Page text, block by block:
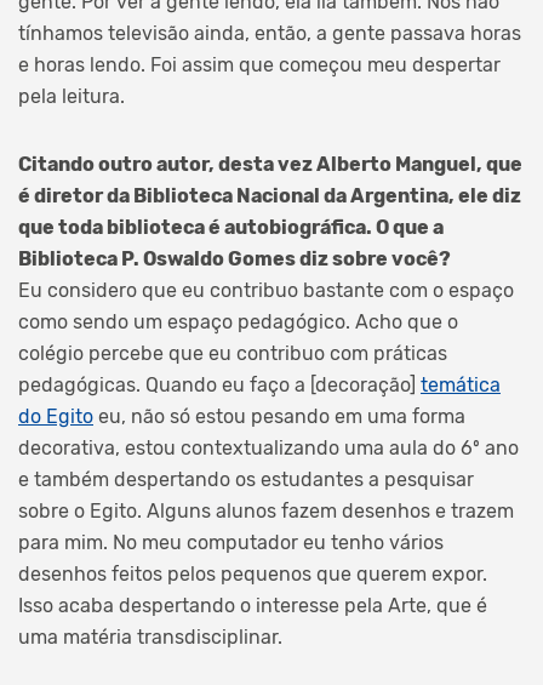
tínhamos televisão ainda, então, a gente passava horas
e horas lendo. Foi assim que começou meu despertar
pela leitura.
Citando outro autor, desta vez Alberto Manguel, que
é diretor da Biblioteca Nacional da Argentina, ele diz
que toda biblioteca é autobiográfica. O que a
Biblioteca P. Oswaldo Gomes diz sobre você?
Eu considero que eu contribuo bastante com o espaço
como sendo um espaço pedagógico. Acho que o
colégio percebe que eu contribuo com práticas
pedagógicas. Quando eu faço a [decoração] temática
do Egito eu, não só estou pesando em uma forma
decorativa, estou contextualizando uma aula do 6º ano
e também despertando os estudantes a pesquisar
sobre o Egito. Alguns alunos fazem desenhos e trazem
para mim. No meu computador eu tenho vários
desenhos feitos pelos pequenos que querem expor.
Isso acaba despertando o interesse pela Arte, que é
uma matéria transdisciplinar.